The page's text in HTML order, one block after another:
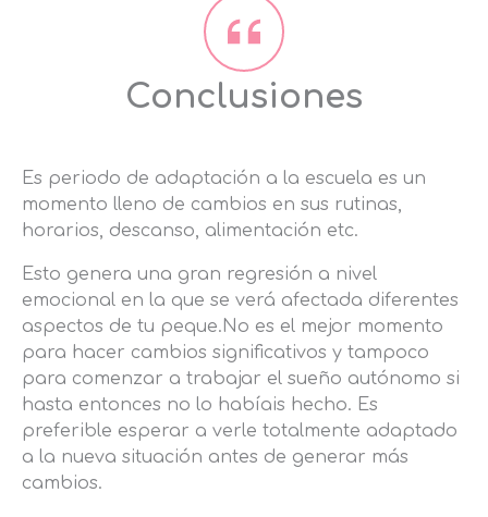
Conclusiones
Es periodo de adaptación a la escuela es un
momento lleno de cambios en sus rutinas,
horarios, descanso, alimentación etc.
Esto genera una gran regresión a nivel
emocional en la que se verá afectada diferentes
aspectos de tu peque.No es el mejor momento
para hacer cambios significativos y tampoco
para comenzar a trabajar el sueño autónomo si
hasta entonces no lo habíais hecho. Es
preferible esperar a verle totalmente adaptado
a la nueva situación antes de generar más
cambios.